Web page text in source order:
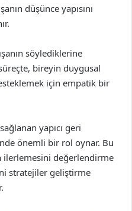
düşünce yapısını
söylediklerine
bireyin duygusal
için empatik bir
yapıcı geri
önemli bir rol oynar. Bu
ilerlemesini değerlendirme
stratejiler geliştirme